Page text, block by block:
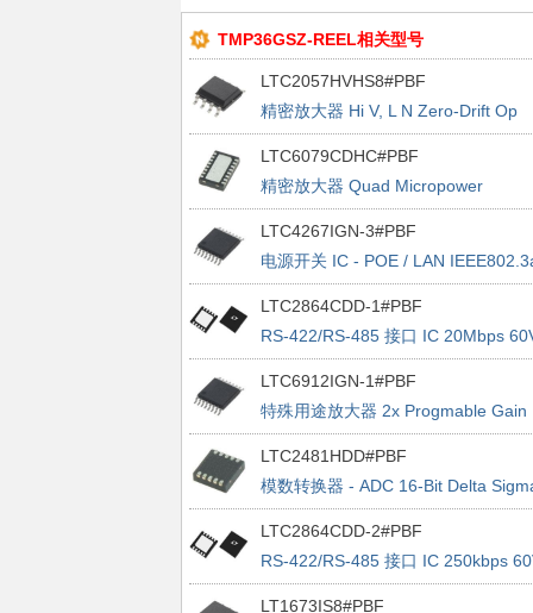
TMP36GSZ-REEL相关型号
LTC2057HVHS8#PBF
精密放大器 Hi V, L N Zero-Drift Op
Amp
LTC6079CDHC#PBF
精密放大器 Quad Micropower
Precision R-R In/Out CMOS Op
LTC4267IGN-3#PBF
电源开关 IC - POE / LAN
PD w/Switching Reg.
LTC2864CDD-1#PBF
RS-422/RS-485 接口 IC 20Mbps
Fault Protected RS485 Transceiver
LTC6912IGN-1#PBF
特殊用途放大器 2x Progmable Gain
Amps w/ Serial Dig Int
LTC2481HDD#PBF
模数转换器 - ADC 16-Bit Delta
ADC with Easy Drive Input Current
LTC2864CDD-2#PBF
RS-422/RS-485 接口 IC 250kbps
Fault Protected RS485 Transceiver
LT1673IS8#PBF